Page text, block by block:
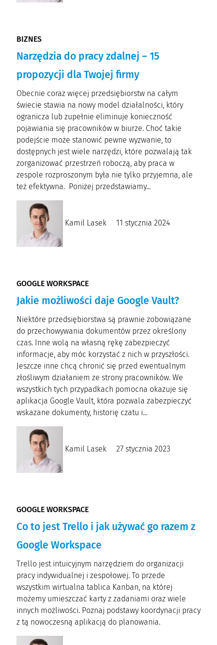
BIZNES
Narzędzia do pracy zdalnej – 15
propozycji dla Twojej firmy
Obecnie coraz więcej przedsiębiorstw na całym
świecie stawia na nowy model działalności, który
ogranicza lub zupełnie eliminuje konieczność
pojawiania się pracowników w biurze. Choć takie
podejście może stanowić pewne wyzwanie, to
dostępnych jest wiele narzędzi, które pozwalają tak
zorganizować przestrzeń roboczą, aby praca w
zespole rozproszonym była nie tylko przyjemna, ale
też efektywna. Poniżej przedstawiamy...
Kamil Lasek 11 stycznia 2024
GOOGLE WORKSPACE
Jakie możliwości daje Google Vault?
Niektóre przedsiębiorstwa są prawnie zobowiązane
do przechowywania dokumentów przez określony
czas. Inne wolą na własną rękę zabezpieczyć
informacje, aby móc korzystać z nich w przyszłości.
Jeszcze inne chcą chronić się przed ewentualnym
złośliwym działaniem ze strony pracowników. We
wszystkich tych przypadkach pomocna okazuje się
aplikacja Google Vault, która pozwala zabezpieczyć
wskazane dokumenty, historię czatu i...
Kamil Lasek 27 stycznia 2023
GOOGLE WORKSPACE
Co to jest Trello i jak używać go razem z
Google Workspace
Trello jest intuicyjnym narzędziem do organizacji
pracy indywidualnej i zespołowej. To przede
wszystkim wirtualna tablica Kanban, na której
możemy umieszczać karty z zadaniami oraz wiele
innych możliwości. Poznaj podstawy koordynacji pracy
z tą nowoczesną aplikacją do planowania.